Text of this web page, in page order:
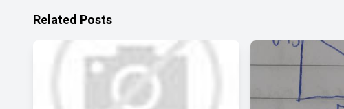
Related Posts